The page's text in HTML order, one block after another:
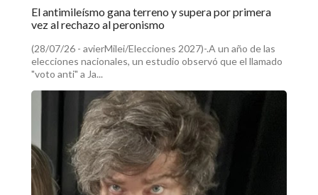
El antimileísmo gana terreno y supera por primera
vez al rechazo al peronismo
(28/07/26 - avierMilei/Elecciones 2027)-.A un año de las
elecciones nacionales, un estudio observó que el llamado
"voto anti" a Ja...